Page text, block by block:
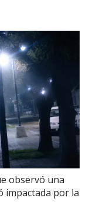
observó una
impactada por la